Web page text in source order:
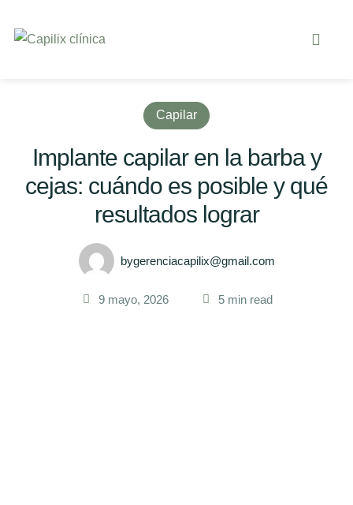
Capilar
Implante capilar en la barba y
cejas: cuándo es posible y qué
resultados lograr
bygerenciacapilix@gmail.com
9 mayo, 2026 5 min read